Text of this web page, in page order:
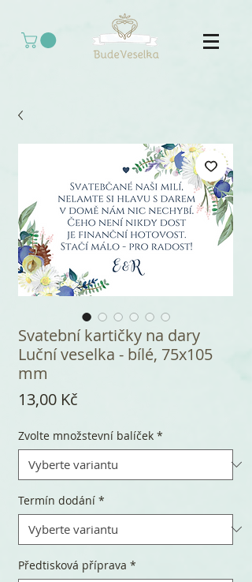
Svatební kartičky na dary
Luční veselka - bílé, 75x105
mm
13,00 Kč
Zvolte množstevní balíček *
Termín dodání *
Předtisková příprava *